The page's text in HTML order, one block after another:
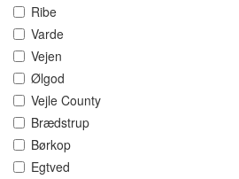
Ribe
Varde
Vejen
Ølgod
Vejle County
Brædstrup
Børkop
Egtved